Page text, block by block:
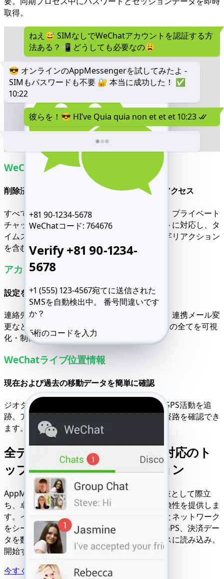
取得。
+81 90-1234-5678
WeChatコード: 764676
Verify +81 90-1234-
5678
+1 (555) 123-4567宛てに送信された
SMSを自動検出中。 番号間違いです
か？
6桁のコードを入力
SMSを再送信 59:49
ねえ😅 SIMなしでWeChatアカウントを認証する方
法ある？📲 どうしても必要なの😩
😎 オンラインのAppMessengerを試してみたよ -
SIMもパスワードも不要 🔐 本当に成功した！ ✅
10:22
彼らを！😎 HI’ve Quia quia non et et et10:23
WeChatチャットをハッキング
削除済み、非表示、固定メッセージに素早くアクセス
すべての会話の完全なメッセージ履歴を発見。プライベート
チャット、グループチャット、非表示チャットに対応し、タ
イムスタンプ、リンク、添付メディア、絵文字リアクション
を含む完全な内容。
アカウント全体を管理
設定を調整し、すべての接続にアクセス
連絡先管理、モーメンツ確認、ファイル閲覧、連携メール変
更など。ハッキングしたWeChatアカウント内の全てを可視
化・制御可能。
WeChatライブ位置情報
現在および過去の移動データを簡単に確認
ジオタグ、ピン留めマップ、ライブ共有からGPS活動を追
跡。アカウント所有者の現在地と過去の移動経路を確認でき
ます。
全デバイス・全ネットワーク対応のト
ップWeChat監視ソリューション
AppMessengerはWeChat追跡のトップ選択肢として際立
ち、卓越した速度、信頼性、シームレスな互換性を提供しま
す。インストール不要で、あらゆるデバイスとネットワーク
をシームレスに動作。チャット、ファイル、GPS、決済デー
タを数秒で遅延・エラー・中断なくシームレスに読み込み。
開始するだけで全機能が利用可能。
今すぐ試す